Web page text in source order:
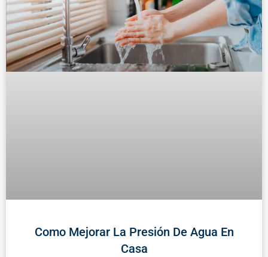
Como Mejorar La Presión De Agua En
Casa